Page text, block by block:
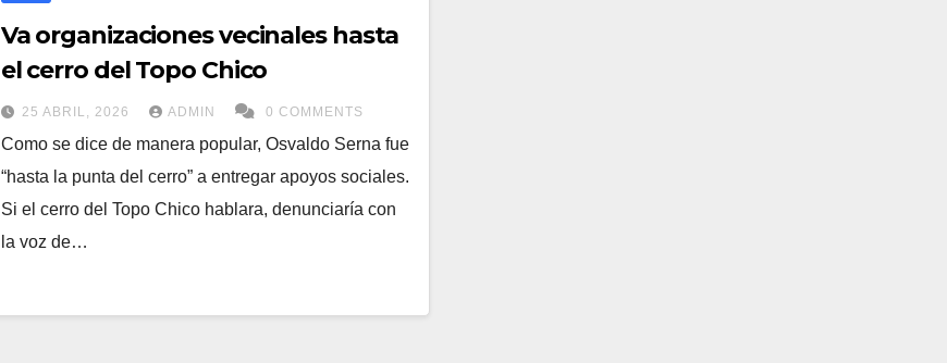
Va organizaciones vecinales hasta
el cerro del Topo Chico
25 ABRIL, 2026 ADMIN 0 COMMENTS
Como se dice de manera popular, Osvaldo Serna fue
“hasta la punta del cerro” a entregar apoyos sociales.
Si el cerro del Topo Chico hablara, denunciaría con
la voz de…